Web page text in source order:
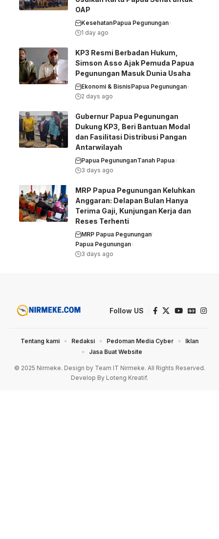
OAP
KesehatanPapua Pegunungan
1 day ago
KP3 Resmi Berbadan Hukum,
Simson Asso Ajak Pemuda Papua
Pegunungan Masuk Dunia Usaha
Ekonomi & BisnisPapua Pegunungan
2 days ago
Gubernur Papua Pegunungan
Dukung KP3, Beri Bantuan Modal
dan Fasilitasi Distribusi Pangan
Antarwilayah
Papua PegununganTanah Papua
3 days ago
MRP Papua Pegunungan Keluhkan
Anggaran: Delapan Bulan Hanya
Terima Gaji, Kunjungan Kerja dan
Reses Terhenti
MRP Papua Pegunungan
Papua Pegunungan
3 days ago
Follow US
© 2025 Nirmeke. Design by Team IT Nirmeke. All Rights Reserved.
Develop By Loteng Kreatif.
Tentang kami Redaksi Pedoman Media Cyber
Iklan
Jasa Buat Website